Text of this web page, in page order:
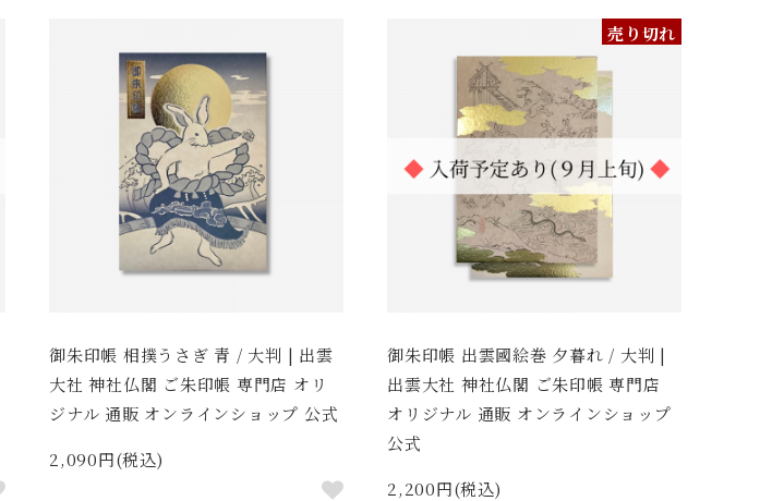
御朱印帳 相撲うさぎ 青 / 大判 | 出雲
大社 神社仏閣 ご朱印帳 専門店 オリ
ジナル 通販 オンラインショップ 公式
2,090円(税込)
売り切れ
御朱印帳 出雲國絵巻 夕暮れ / 大判 |
出雲大社 神社仏閣 ご朱印帳 専門店
オリジナル 通販 オンラインショップ
公式
2,200円(税込)